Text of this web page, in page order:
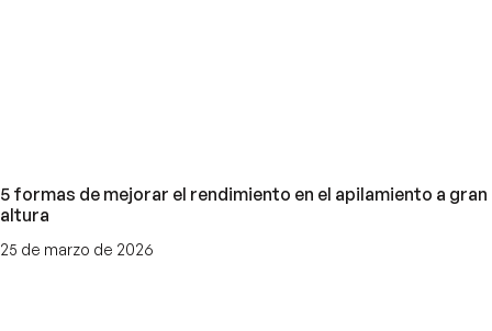
5 formas de mejorar el rendimiento en el apilamiento a gran
altura
25 de marzo de 2026